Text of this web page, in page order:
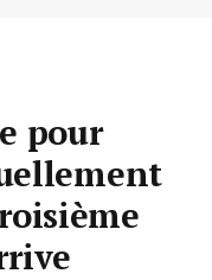
pour